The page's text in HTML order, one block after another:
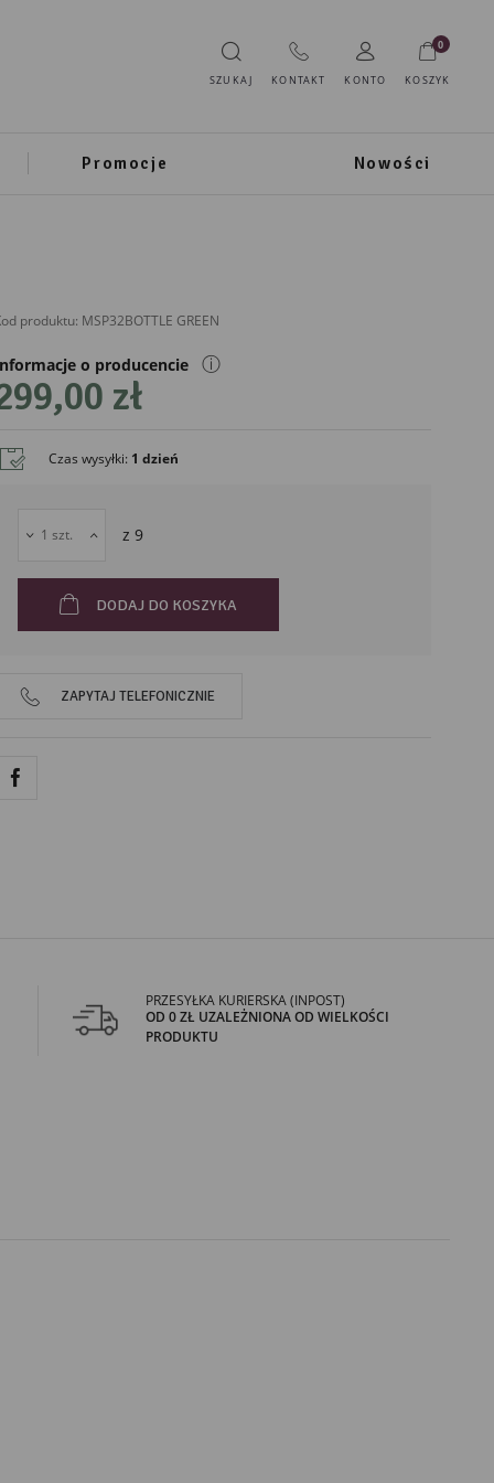
SZUKAJ KONTAKT KONTO KOSZYK
0
Promocje Nowości
produktu: MSP32BOTTLE GREEN
o producencie
Prezent Marek Sikorski
Polska
ⓘ
zł
Czas wysyłki: 1 dzień
z 9
DODAJ DO KOSZYKA
ZAPYTAJ TELEFONICZNIE
PRZESYŁKA KURIERSKA (INPOST)
OD 0 ZŁ UZALEŻNIONA OD WIELKOŚCI
PRODUKTU